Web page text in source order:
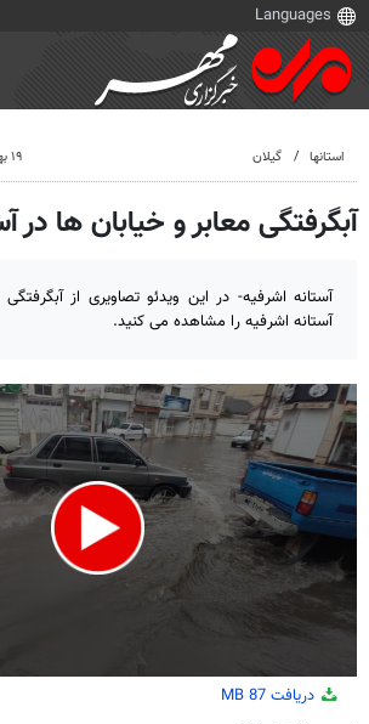
استانها گیلان ۱۹ بهمن ۱۴۰۳، ۱۴:۰۲
آبگرفتگی معابر و خیابان ها در
آستانه اشرفیه- در این ویدئو تصاویری از
آستانه اشرفیه را مشاهده می کنید.
دریافت 87 MB